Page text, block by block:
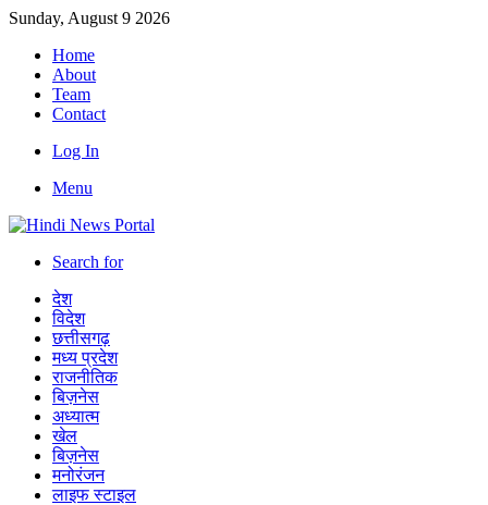
Sunday, August 9 2026
Home
About
Team
Contact
Log In
Menu
Search for
देश
विदेश
छत्तीसगढ़
मध्य प्रदेश
राजनीतिक
बिज़नेस
अध्यात्म
खेल
बिज़नेस
मनोरंजन
लाइफ स्टाइल